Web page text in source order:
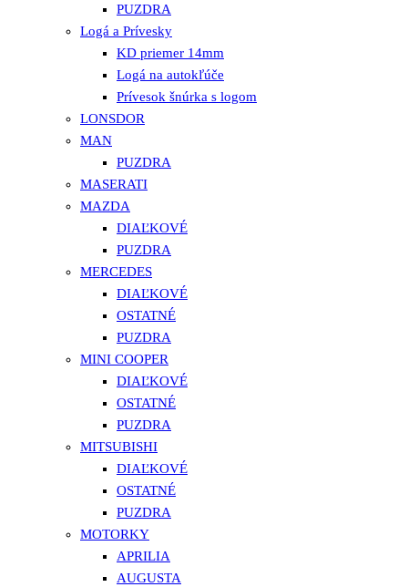
PUZDRA
Logá a Prívesky
KD priemer 14mm
Logá na autokľúče
Prívesok šnúrka s logom
LONSDOR
MAN
PUZDRA
MASERATI
MAZDA
DIAĽKOVÉ
PUZDRA
MERCEDES
DIAĽKOVÉ
OSTATNÉ
PUZDRA
MINI COOPER
DIAĽKOVÉ
OSTATNÉ
PUZDRA
MITSUBISHI
DIAĽKOVÉ
OSTATNÉ
PUZDRA
MOTORKY
APRILIA
AUGUSTA